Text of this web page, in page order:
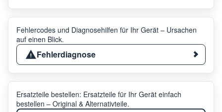
Fehlercodes und Diagnosehilfen für Ihr Gerät – Ursachen
auf einen Blick.
Fehlerdiagnose
Ersatzteile bestellen: Ersatzteile für Ihr Gerät einfach
bestellen – Original & Alternativteile.